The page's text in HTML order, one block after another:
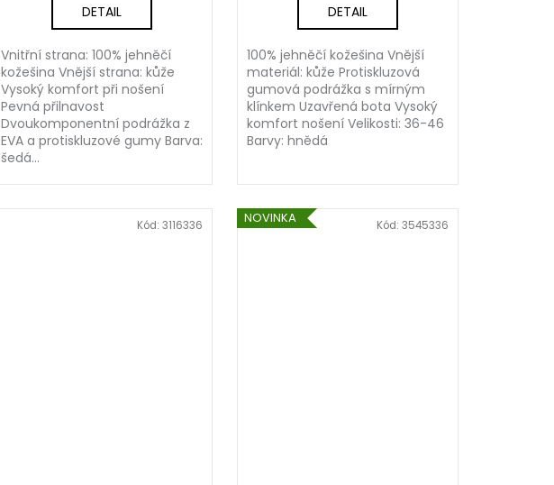
DETAIL
Vnitřní strana: 100% jehněčí
kožešina Vnější strana: kůže
Vysoký komfort při nošení
Pevná přilnavost
Dvoukomponentní podrážka z
EVA a protiskluzové gumy Barva:
šedá...
DETAIL
100% jehněčí kožešina Vnější
materiál: kůže Protiskluzová
gumová podrážka s mírným
klínkem Uzavřená bota Vysoký
komfort nošení Velikosti: 36-46
Barvy: hnědá
Kód: 3116336 NOVINKA Kód: 3545336